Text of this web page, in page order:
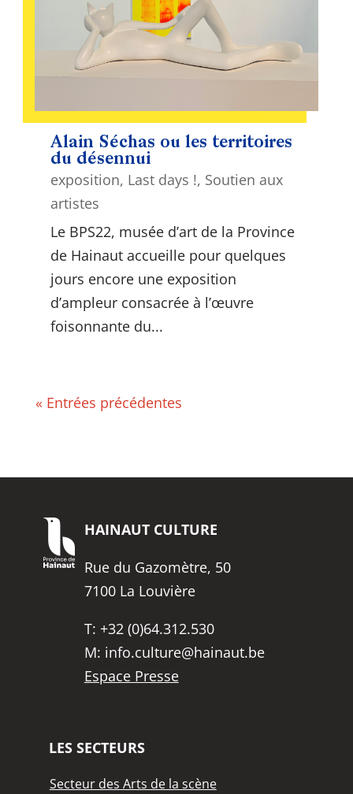
Alain Séchas ou les territoires
du désennui
exposition, Last days !, Soutien aux
artistes
Le BPS22, musée d’art de la Province
de Hainaut accueille pour quelques
jours encore une exposition
d’ampleur consacrée à l’œuvre
foisonnante du...
« Entrées précédentes
HAINAUT CULTURE
Rue du Gazomètre, 50
7100 La Louvière
T: +32 (0)64.312.530
M: info.culture@hainaut.be
Espace Presse
LES SECTEURS
Secteur des Arts de la scène